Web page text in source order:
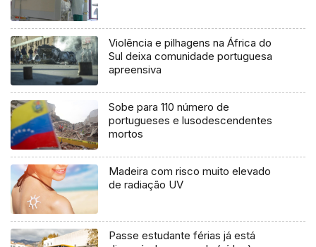
Violência e pilhagens na África do
Sul deixa comunidade portuguesa
apreensiva
Sobe para 110 número de
portugueses e lusodescendentes
mortos
Madeira com risco muito elevado
de radiação UV
Passe estudante férias já está